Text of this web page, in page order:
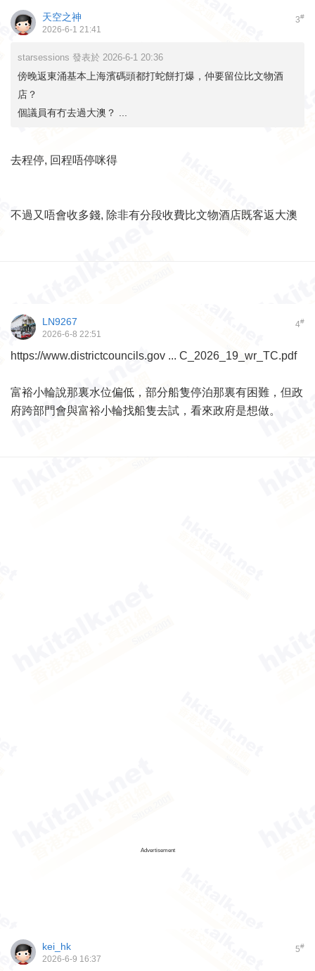
3#
天空之神
2026-6-1 21:41
starsessions 發表於 2026-6-1 20:36
傍晚返東涌基本上海濱碼頭都打蛇餅打爆，仲要留位比文物酒
店？
個議員有冇去過大澳？ ...
去程停, 回程唔停咪得
不過又唔會收多錢, 除非有分段收費比文物酒店既客返大澳
4#
LN9267
2026-6-8 22:51
https://www.districtcouncils.gov ... C_2026_19_wr_TC.pdf
富裕小輪說那裏水位偏低，部分船隻停泊那裏有困難，但政
府跨部門會與富裕小輪找船隻去試，看來政府是想做。
Advertisement
5#
kei_hk
2026-6-9 16:37